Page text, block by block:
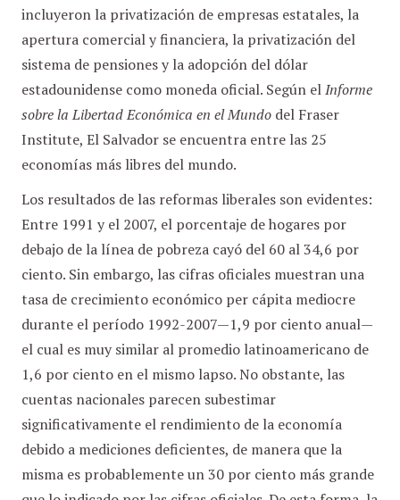
incluyeron la privatización de empresas estatales, la
apertura comercial y financiera, la privatización del
sistema de pensiones y la adopción del dólar
estadounidense como moneda oficial. Según elInforme
sobre la Libertad Económica en el Mundo del Fraser
Institute, El Salvador se encuentra entre las 25
economías más libres del mundo.
Los resultados de las reformas liberales son evidentes:
Entre 1991 y el 2007, el porcentaje de hogares por
debajo de la línea de pobreza cayó del 60 al 34,6 por
ciento. Sin embargo, las cifras oficiales muestran una
tasa de crecimiento económico per cápita mediocre
durante el período 1992-2007—1,9 por ciento anual—
el cual es muy similar al promedio latinoamericano de
1,6 por ciento en el mismo lapso. No obstante, las
cuentas nacionales parecen subestimar
significativamente el rendimiento de la economía
debido a mediciones deficientes, de manera que la
misma es probablemente un 30 por ciento más grande